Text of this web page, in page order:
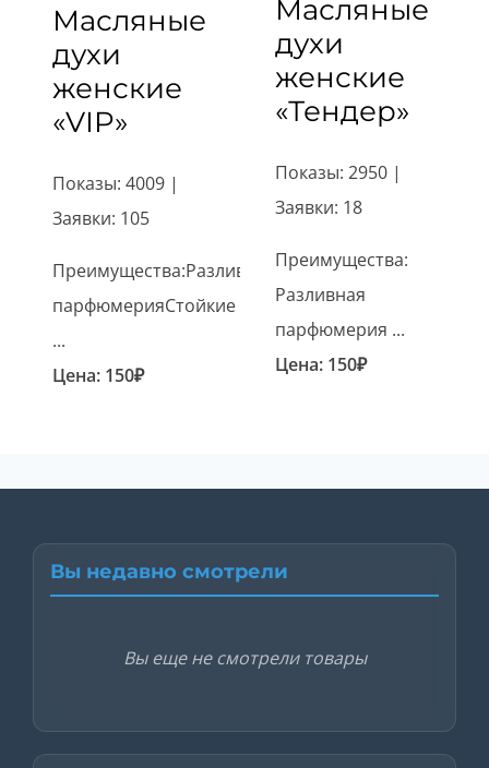
Масляные
духи
женские
«VIP»
Показы: 4009 |
Заявки: 105
Преимущества:Разливная
парфюмерияСтойкие
...
Цена: 150₽
Масляные
духи
женские
«Тендер»
Показы: 2950 |
Заявки: 18
Преимущества:
Разливная
парфюмерия ...
Цена: 150₽
Вы недавно смотрели
Вы еще не смотрели товары